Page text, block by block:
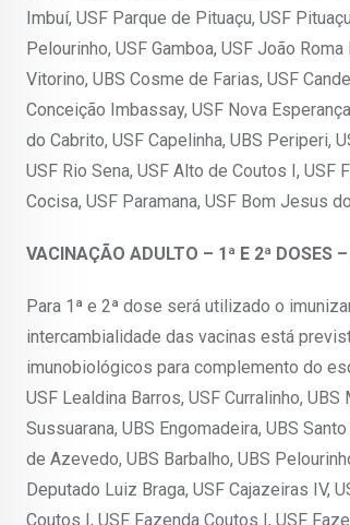
Imbuí, USF Parque de Pituaçu, USF
Pelourinho, USF Gamboa, USF João
Vitorino, UBS Cosme de Farias, USF
Conceição Imbassay, USF Nova
do Cabrito, USF Capelinha, UBS Periperi,
USF Rio Sena, USF Alto de Coutos I, USF
Cocisa, USF Paramana, USF Bom Jesus
VACINAÇÃO ADULTO – 1ª E 2ª DOSES
Para 1ª e 2ª dose será utilizado o
intercambialidade das vacinas está
imunobiológicos para complemento do
USF Lealdina Barros, USF Curralinho,
Sussuarana, UBS Engomadeira, UBS
de Azevedo, UBS Barbalho, UBS
Deputado Luiz Braga, USF Cajazeiras IV,
Coutos I, USF Fazenda Coutos I, USF